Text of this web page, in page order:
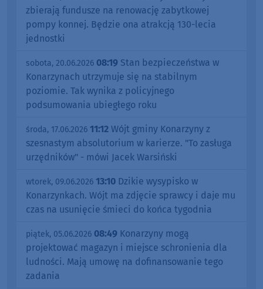
zbierają fundusze na renowację zabytkowej
pompy konnej. Będzie ona atrakcją 130-lecia
jednostki
sobota, 20.06.2026 08:19 Stan bezpieczeństwa w
Konarzynach utrzymuje się na stabilnym
poziomie. Tak wynika z policyjnego
podsumowania ubiegłego roku
środa, 17.06.2026 11:12 Wójt gminy Konarzyny z
szesnastym absolutorium w karierze. "To zasługa
urzędników" - mówi Jacek Warsiński
wtorek, 09.06.2026 13:10 Dzikie wysypisko w
Konarzynkach. Wójt ma zdjęcie sprawcy i daje mu
czas na usunięcie śmieci do końca tygodnia
piątek, 05.06.2026 08:49 Konarzyny mogą
projektować magazyn i miejsce schronienia dla
ludności. Mają umowę na dofinansowanie tego
zadania